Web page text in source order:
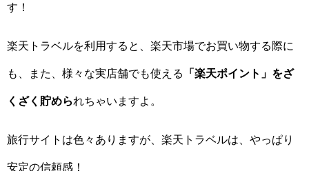
す！
楽天トラベルを利用すると、楽天市場でお買い物する際に
も、また、様々な実店舗でも使える 「楽天ポイント」をざ
くざく貯められちゃいますよ。
旅行サイトは色々ありますが、楽天トラベルは、やっぱり
安定の信頼感！